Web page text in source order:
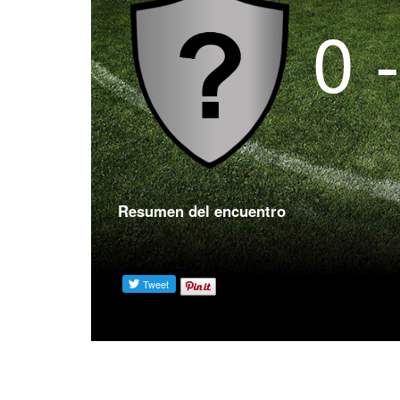
0
Resumen del encuentro